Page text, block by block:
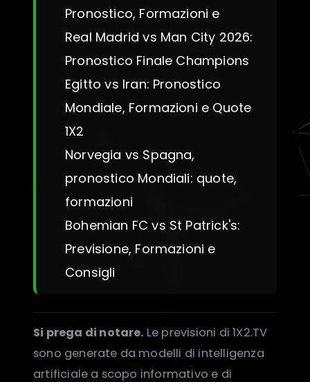
Pronostico, Formazioni e
Real Madrid vs Man City 2026:
Pronostico Finale Champions
Egitto vs Iran: Pronostico
Mondiale, Formazioni e Quote
1X2
Norvegia vs Spagna,
pronostico Mondiali: quote,
formazioni
Bohemian FC vs St Patrick's:
Previsione, Formazioni e
Consigli
Si prega di notare. Le previsioni di 1X2.TV
sono generate da modelli di intelligenza
artificiale a scopo informativo e di